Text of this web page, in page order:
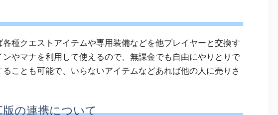
種クエストアイテムや専用装備などを他プレイヤーと交換す
やマナを利用して使えるので、無課金でも自由にやりとりで
ことも可能で、いらないアイテムなどあれば他の人に売りさ
の連携について